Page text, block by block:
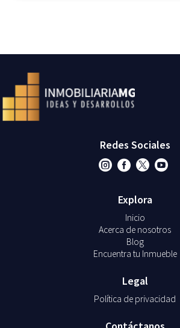
Redes Sociales
   
Explora
Inicio
Acerca de nosotros
Blog
Encuentra tu Inmueble
Legal
Política de privacidad